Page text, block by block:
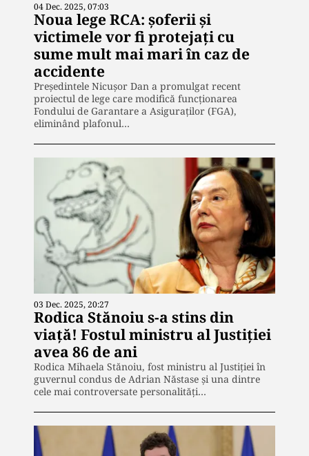
04 Dec. 2025, 07:03
Noua lege RCA: șoferii și
victimele vor fi protejați cu
sume mult mai mari în caz de
accidente
Președintele Nicușor Dan a promulgat recent
proiectul de lege care modifică funcționarea
Fondului de Garantare a Asiguraților (FGA),
eliminând plafonul…
03 Dec. 2025, 20:27
Rodica Stănoiu s-a stins din
viață! Fostul ministru al Justiției
avea 86 de ani
Rodica Mihaela Stănoiu, fost ministru al Justiției în
guvernul condus de Adrian Năstase și una dintre
cele mai controversate personalități…